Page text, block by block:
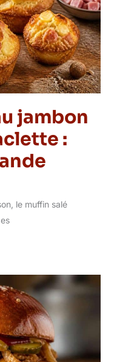
jambon
:
le muffin salé